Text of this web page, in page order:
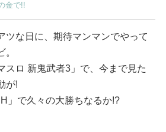
金で!!
ツな日に、期待マンマンでやって
スロ 新鬼武者3」で、今まで見た
が!
」で久々の大勝ちなるか!?